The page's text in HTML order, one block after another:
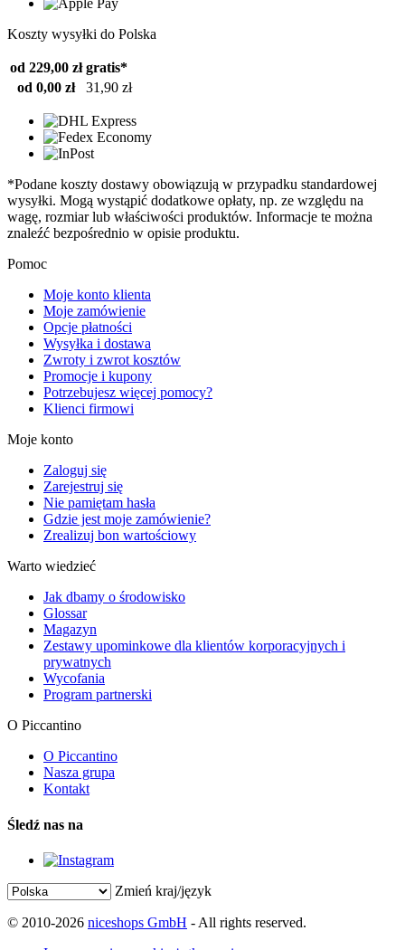
Koszty wysyłki do Polska
od 229,00 zł gratis*
od 0,00 zł
31,90 zł
*Podane koszty dostawy obowiązują w przypadku standardowej
wysyłki. Mogą wystąpić dodatkowe opłaty, np. ze względu na
wagę, rozmiar lub właściwości produktów. Informacje te można
znaleźć bezpośrednio w opisie produktu.
Pomoc
Moje konto klienta
Moje zamówienie
Opcje płatności
Wysyłka i dostawa
Zwroty i zwrot kosztów
Promocje i kupony
Potrzebujesz więcej pomocy?
Klienci firmowi
Moje konto
Zaloguj się
Zarejestruj się
Nie pamiętam hasła
Gdzie jest moje zamówienie?
Zrealizuj bon wartościowy
Warto wiedzieć
Jak dbamy o środowisko
Glossar
Magazyn
Zestawy upominkowe dla klientów korporacyjnych i
prywatnych
Wycofania
Program partnerski
O Piccantino
O Piccantino
Nasza grupa
Kontakt
Śledź nas na
Zmień kraj/język
© 2010-2026 niceshops GmbH - All rights reserved.